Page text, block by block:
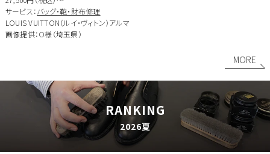
サービス：バッグ・鞄・財布修理
LOUIS VUITTON（ルイ・ヴィトン）アルマ
画像提供：O様（埼玉県）
MORE
RANKING
2026夏